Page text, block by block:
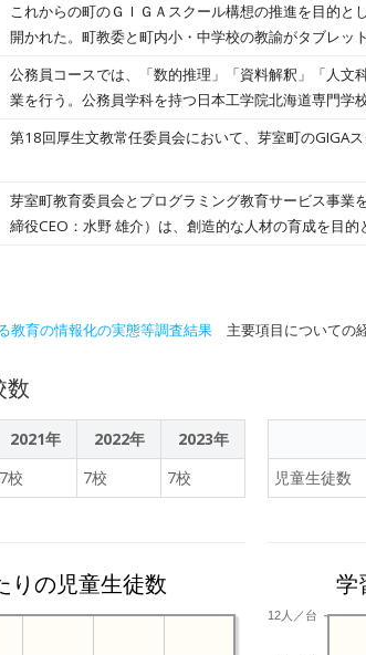
合計画（１９～２６年度）の後期実施計画（２３～２...
これからの町のＧＩＧＡスクール構想の推進を目的
開かれた。町教委と町内小・中学校の教諭がタブレッ
公務員コースでは、「数的推理」「資料解釈」「人
業を行う。公務員学科を持つ日本工学院北海道専門学
第18回厚生文教常任委員会において、芽室町のGIGA
芽室町教育委員会とプログラミング教育サービス事業
締役CEO：水野 雄介）は、創造的な人材の育成を目
教育の情報化の実態等調査結果 主要項目についての
数
2021年 2022年
2023年
7校 7校 7校
児童生徒数
りの児童生徒数 学
12人／台